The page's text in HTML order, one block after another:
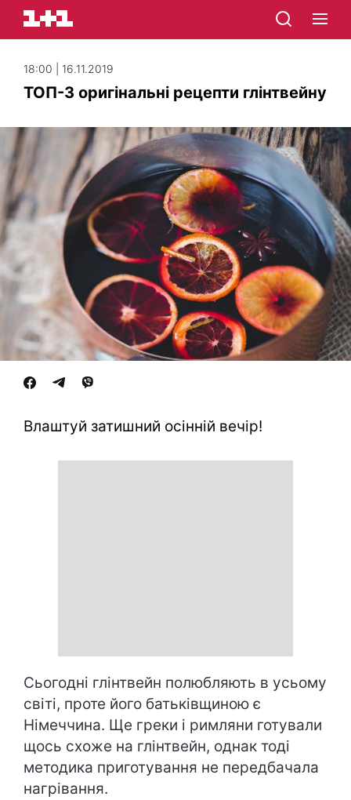
18:00 | 16.11.2019
ТОП-3 оригінальні рецепти глінтвейну
Влаштуй затишний осінній вечір!
Сьогодні глінтвейн полюбляють в усьому
світі, проте його батьківщиною є
Німеччина. Ще греки і римляни готували
щось схоже на глінтвейн, однак тоді
методика приготування не передбачала
нагрівання.